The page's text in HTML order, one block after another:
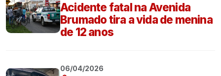
Acidente fatal na Avenida
Brumado tira a vida de menina
de 12 anos
06/04/2026